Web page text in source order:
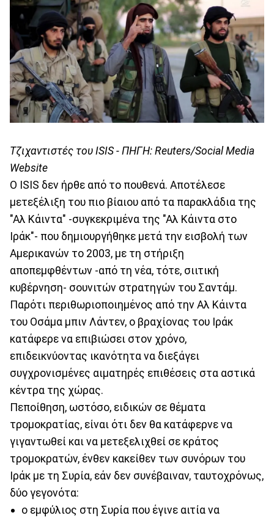
Τζιχαντιστές του ISIS - ΠΗΓΗ: Reuters/Social Media
Website
Ο ISIS δεν ήρθε από το πουθενά. Αποτέλεσε
μετεξέλιξη του πιο βίαιου από τα παρακλάδια της
"Αλ Κάιντα" -συγκεκριμένα της "Αλ Κάιντα στο
Ιράκ"- που δημιουργήθηκε μετά την εισβολή των
Αμερικανών το 2003, με τη στήριξη
αποπεμφθέντων -από τη νέα, τότε, σιιτική
κυβέρνηση- σουνιτών στρατηγών του Σαντάμ.
Παρότι περιθωριοποιημένος από την Αλ Κάιντα
του Οσάμα μπιν Λάντεν, ο βραχίονας του Ιράκ
κατάφερε να επιβιώσει στον χρόνο,
επιδεικνύοντας ικανότητα να διεξάγει
συγχρονισμένες αιματηρές επιθέσεις στα αστικά
κέντρα της χώρας.
Πεποίθηση, ωστόσο, ειδικών σε θέματα
τρομοκρατίας, είναι ότι δεν θα κατάφερνε να
γιγαντωθεί και να μετεξελιχθεί σε κράτος
τρομοκρατών, ένθεν κακείθεν των συνόρων του
Ιράκ με τη Συρία, εάν δεν συνέβαιναν, ταυτοχρόνως,
δύο γεγονότα:
ο εμφύλιος στη Συρία που έγινε αιτία να